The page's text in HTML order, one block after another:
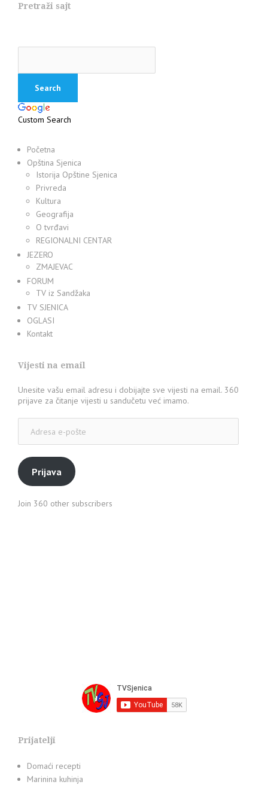
Pretraži sajt
Custom Search
Početna
Opština Sjenica
Istorija Opštine Sjenica
Privreda
Kultura
Geografija
O tvrđavi
REGIONALNI CENTAR
JEZERO
ZMAJEVAC
FORUM
TV iz Sandžaka
TV SJENICA
OGLASI
Kontakt
Vijesti na email
Unesite vašu email adresu i dobijajte sve vijesti na email. 360
prijave za čitanje vijesti u sandučetu već imamo.
pošte
Prijava
Join 360 other subscribers
Prijatelji
Domaći recepti
Marinina kuhinja